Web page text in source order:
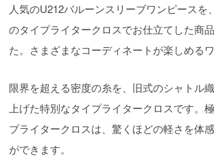
人気のU212バルーンスリーブワンピースを
のタイプライタークロスでお仕立てした商
た。さまざまなコーディネートが楽しめるワ
限界を超える密度の糸を、旧式のシャトル
上げた特別なタイプライタークロスです。
プライタークロスは、驚くほどの軽さを体
ができます。